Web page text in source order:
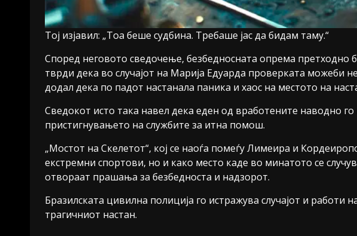
Тој изјавил: „Тоа беше судбина. Требаше јас да бидам таму.“
Според неговото сведочење, безбедносната опрема претходно
тврди дека во случајот на Марија Едуарда проверката можеби
додал дека по падот настанала паника и хаос на местото на
Сведокот исто така навел дека еден од вработените наводно
пристигнувањето на службите за итна помош.
„Мостот на Скелетот“, кој се наоѓа помеѓу Лимеира и
екстремни спортови, но и како место каде во минатото се
отвораат прашања за безбедноста и надзорот.
Бразилската цивилна полиција го истражува случајот и работи
трагичниот настан.